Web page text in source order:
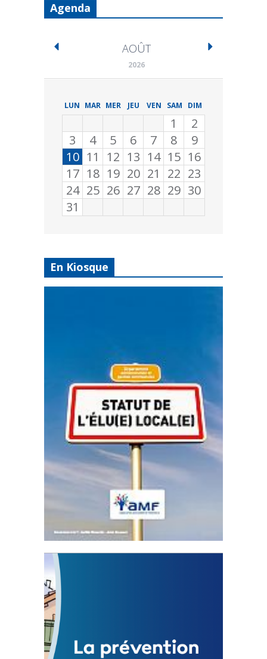
Agenda
AOÛT
2026
LUN MAR MER JEU VEN SAM DIM
1
2
3
4 5 6 7 8
9
10 11 12 13 14 15 16
17 18 19 20 21 22 23
24 25 26 27 28 29 30
31
En Kiosque
Statut de l’élu local
3 avril 2024
Mise à jour avril 2024
FEUILLETER